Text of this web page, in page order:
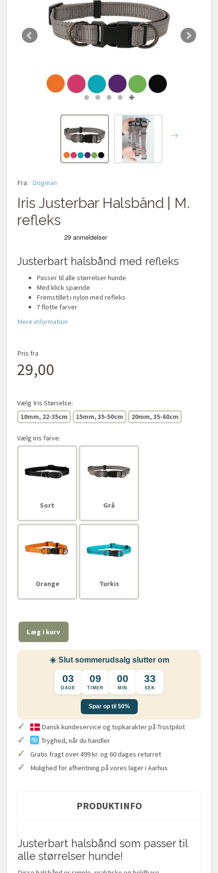
Fra: Dogman
Iris Justerbar Halsbånd | M.
refleks
Justerbart halsbånd med refleks
Passer til alle størrelser hunde
Med klick spænde
Fremstillet i nylon med refleks
7 flotte farver
Mere information
Pris fra
29,00
Vælg Iris Størrelse:
10mm, 22-35cm
15mm, 35-50cm 20mm, 35-60cm
Vælg iris farve:
Sort Grå
Orange Turkis
Læg i kurv
☀️ Slut sommerudsalg slutter om
03
DAGE
09
TIMER
00
MIN
32
SEK
Spar op til 50%
✓ Dansk kundeservice og topkarakter på Trustpilot
✓ Tryghed, når du handler
✓ Gratis fragt over 499 kr. og 60 dages returret
✓ Mulighed for afhentning på vores lager i Aarhus
PRODUKTINFO
Justerbart halsbånd som passer til
alle størrelser hunde!